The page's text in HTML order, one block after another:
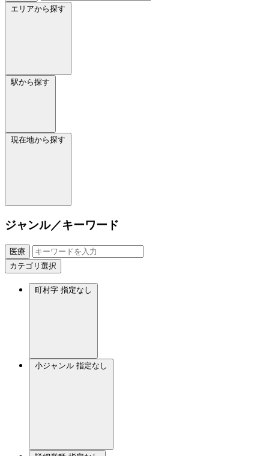
エリアから探す
駅から探す
現在地から探す
ジャンル／キーワード
医療
カテゴリ選択
町村字 指定なし
小ジャンル 指定なし